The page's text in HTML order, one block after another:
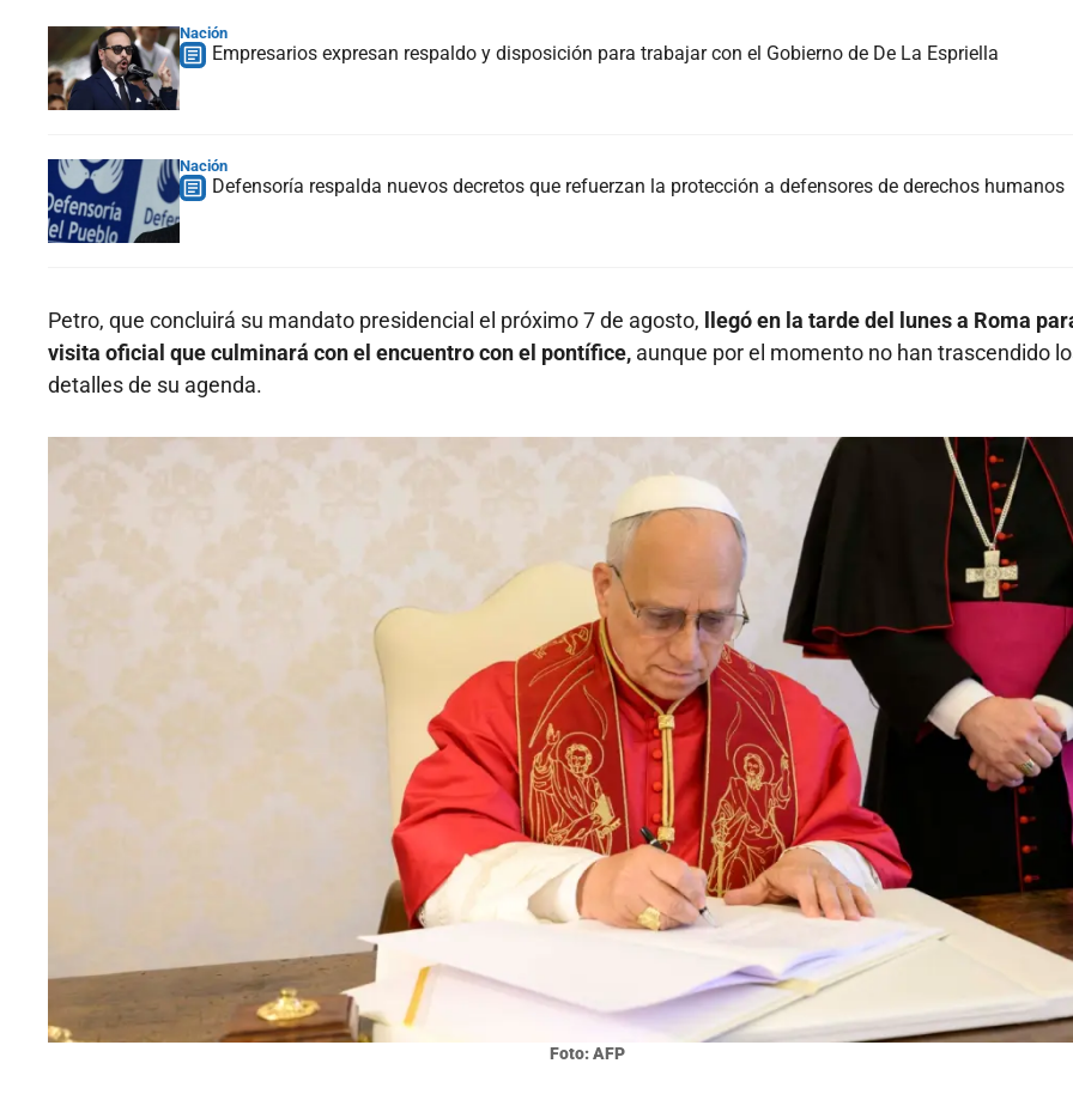
Nación
Empresarios expresan respaldo y disposición para trabajar con el Gobierno de De La Espriella
Nación
Defensoría respalda nuevos decretos que refuerzan la protección a defensores de derechos humanos
Petro, que concluirá su mandato presidencial el próximo 7 de agosto,
llegó en la tarde del lunes a Roma
visita oficial que culminará con el encuentro con el pontífice, aunque por el momento no han trascendido
detalles de su agenda.
Foto: AFP